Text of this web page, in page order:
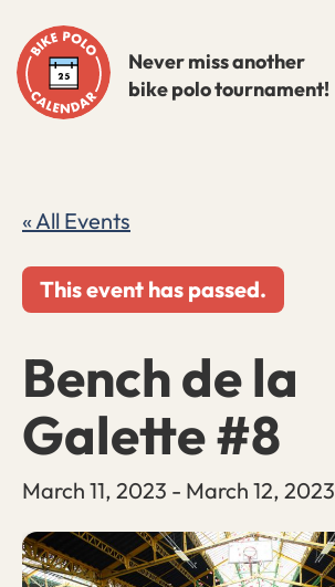
to
content
Never miss another
bike polo tournament!
« All Events
This event has passed.
Bench de la
Galette #8
March 11, 2023 - March 12, 2023